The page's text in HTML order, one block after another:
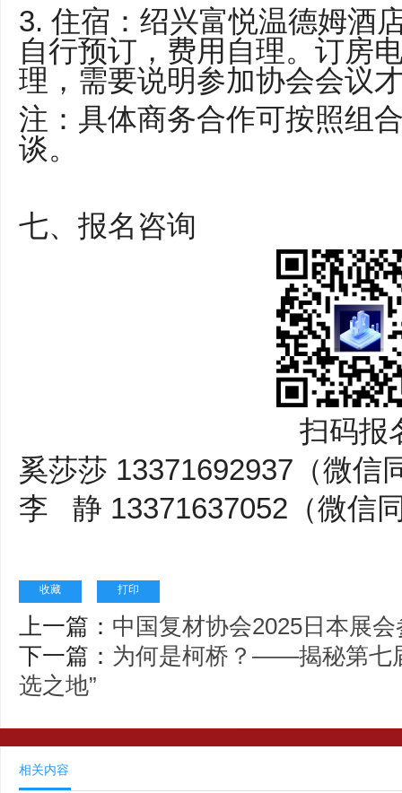
3. 住宿：绍兴富悦温德姆酒
自行预订，费用自理。订房
理，需要说明参加协会会议
注：具体商务合作可按照组
谈。
七、报名咨询
扫码报
奚莎莎 13371692937（微信
李 静 13371637052（微信
收藏 打印
上一篇： 中国复材协会2025日本展
下一篇： 为何是柯桥？——揭秘第七
选之地”
相关内容